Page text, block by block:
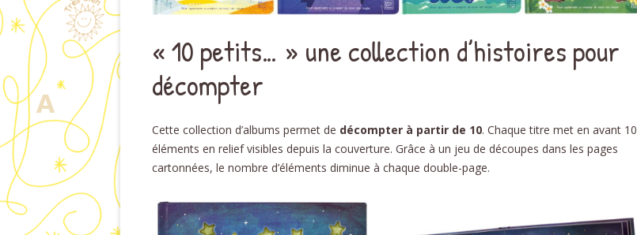
« 10 petits… » une collection d’histoires pour
décompter
Cette collection d’albums permet de décompter à partir de 10. Chaque titre met en avant 10
éléments en relief visibles depuis la couverture. Grâce à un jeu de découpes dans les pages
cartonnées, le nombre d’éléments diminue à chaque double-page.